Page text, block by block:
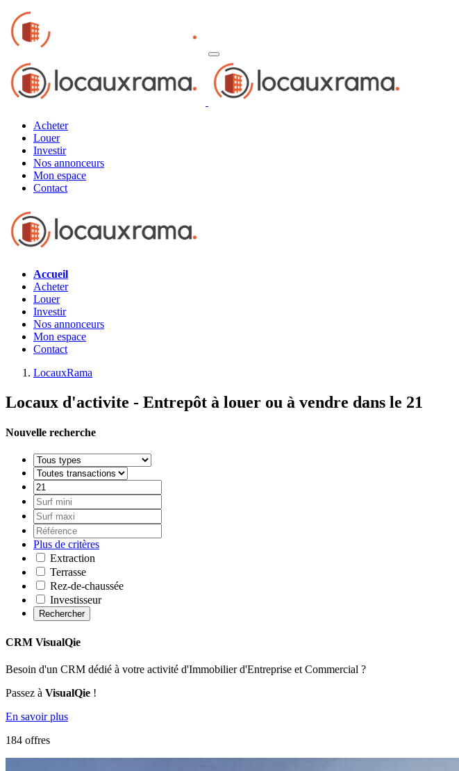
Acheter
Louer
Investir
Nos annonceurs
Mon espace
Contact
Accueil
Acheter
Louer
Investir
Nos annonceurs
Mon espace
Contact
LocauxRama
Locaux d'activite - Entrepôt à louer ou à vendre dans le 21
Nouvelle recherche
Plus de critères
Extraction
Terrasse
Rez-de-chaussée
Investisseur
Rechercher
CRM VisualQie
Besoin d'un CRM dédié à votre activité d'Immobilier d'Entreprise et Commercial ?
Passez à VisualQie !
En savoir plus
184 offres